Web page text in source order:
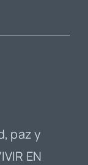
paz y
EN